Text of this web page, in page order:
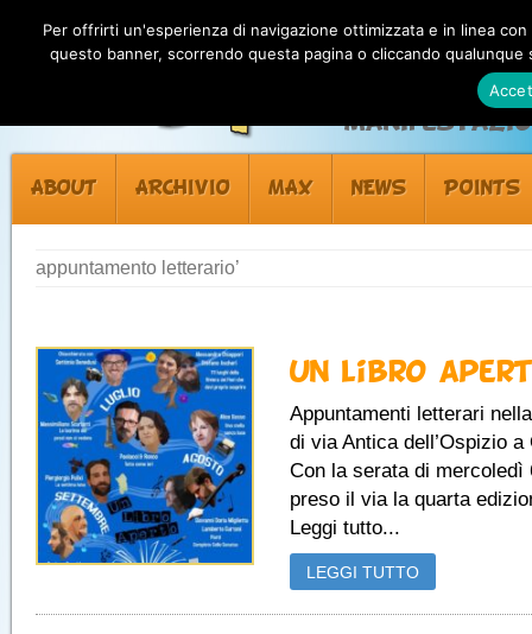
ABOUT ARCHIVIO MAX NEWS POINTS
appuntamento letterario’
Un libro
Appuntamenti letterari
di via Antica dell’Ospizio a
Con la serata di mercoledì
preso il via la quarta
Leggi tutto...
LEGGI TUTTO
Per offrirti un'esperienza di navigazione ottimizzata e in linea
questo banner, scorrendo questa pagina o cliccando